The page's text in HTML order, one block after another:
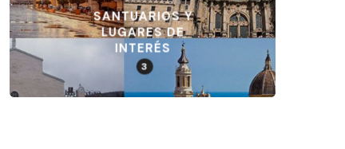
SANTUARIOS Y
LUGARES DE
INTERÉS
3